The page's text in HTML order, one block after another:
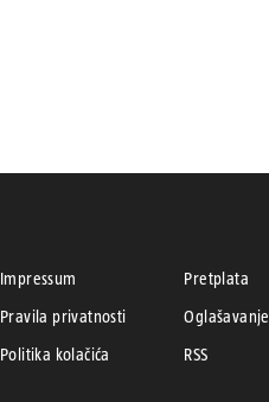
Impressum Pretplata
Pravila privatnosti
Oglašavanje
Politika kolačića
RSS